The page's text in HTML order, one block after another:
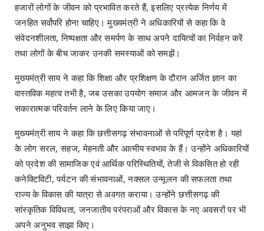
हजारों लोगों के जीवन को प्रभावित करते हैं, इसलिए प्रत्येक निर्णय में
जनहित सर्वोपरि होना चाहिए। मुख्यमंत्री ने अधिकारियों से कहा कि वे
संवेदनशीलता, निष्पक्षता और समर्पण के साथ अपने दायित्वों का निर्वहन करें
तथा लोगों के बीच जाकर उनकी समस्याओं को समझें।
मुख्यमंत्री साय ने कहा कि शिक्षा और प्रशिक्षण के दौरान अर्जित ज्ञान का
वास्तविक महत्व तभी है, जब उसका उपयोग समाज और आमजन के जीवन में
सकारात्मक परिवर्तन लाने के लिए किया जाए।
मुख्यमंत्री साय ने कहा कि छत्तीसगढ़ संभावनाओं से परिपूर्ण प्रदेश है। यहां
के लोग सरल, सहज, मेहनती और आत्मीय स्वभाव के हैं। उन्होंने अधिकारियों
को प्रदेश की सामाजिक एवं आर्थिक परिस्थितियों, तेजी से विकसित हो रही
कनेक्टिविटी, पर्यटन की संभावनाओं, नक्सल उन्मूलन की सफलता तथा
राज्य के विकास की यात्रा से अवगत कराया। उन्होंने छत्तीसगढ़ की
सांस्कृतिक विविधता, जनजातीय परंपराओं और विकास के नए अवसरों पर भी
अपने अनुभव साझा किए।